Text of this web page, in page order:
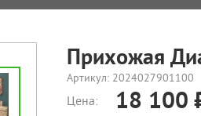
Прихожая
Артикул: 2024027901100
Цена: 18 100